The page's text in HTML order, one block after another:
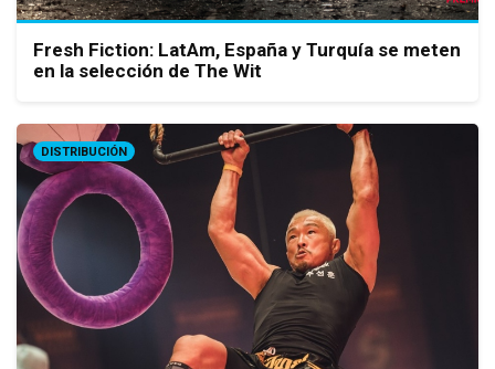
Fresh Fiction: LatAm, España y Turquía se meten
en la selección de The Wit
DISTRIBUCIÓN